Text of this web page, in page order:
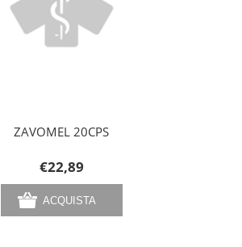
ZAVOMEL 20CPS
€22,89